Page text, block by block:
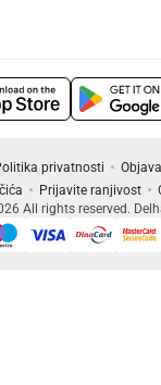
privatnosti
Prijavite ranjivost
All rights reserved.